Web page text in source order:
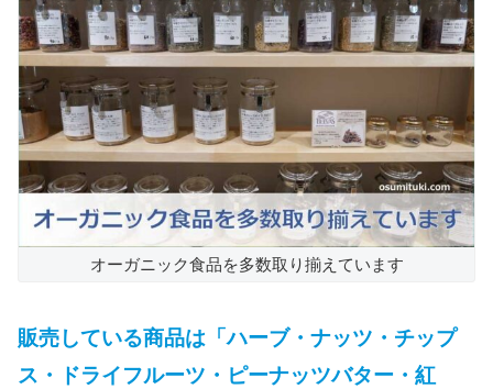
オーガニック食品を多数取り揃えています
販売している商品は「ハーブ・ナッツ・チップ
ス・ドライフルーツ・ピーナッツバター・紅